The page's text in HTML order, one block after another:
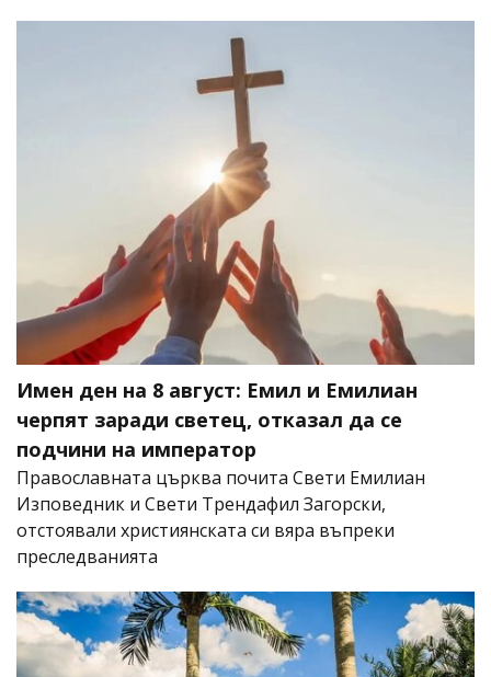
Имен ден на 8 август: Емил и Емилиан
черпят заради светец, отказал да се
подчини на император
Православната църква почита Свети Емилиан
Изповедник и Свети Трендафил Загорски,
отстоявали християнската си вяра въпреки
преследванията